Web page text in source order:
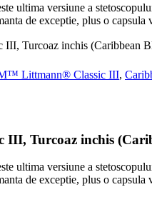
versiune a
de exceptie, plus o
Turcoaz inchis (Caribbean
Littmann® Classic III,
Turcoaz inchis
versiune a
de exceptie, plus o